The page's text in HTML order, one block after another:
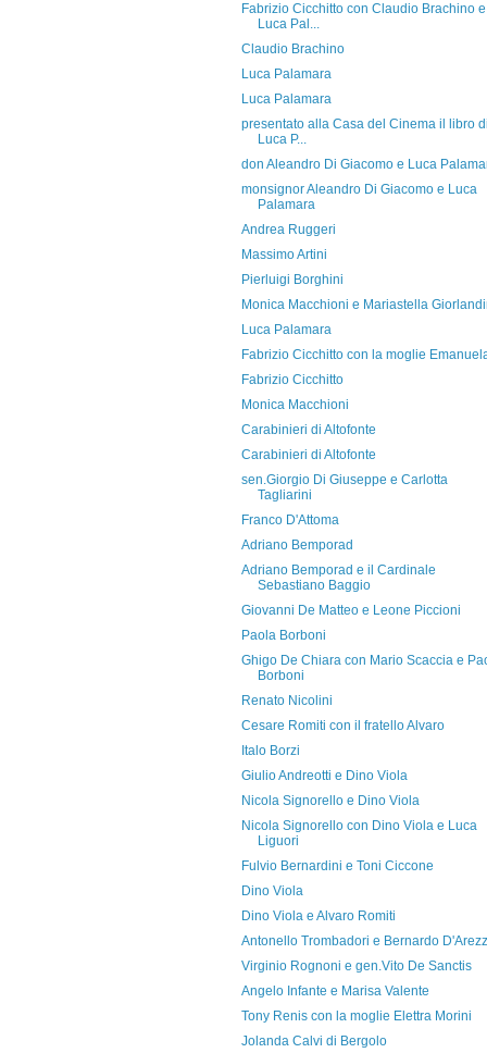
Fabrizio Cicchitto con Claudio Brachino e
Luca Pal...
Claudio Brachino
Luca Palamara
Luca Palamara
presentato alla Casa del Cinema il libro di
Luca P...
don Aleandro Di Giacomo e Luca
monsignor Aleandro Di Giacomo e Luca
Palamara
Andrea Ruggeri
Massimo Artini
Pierluigi Borghini
Monica Macchioni e Mariastella
Luca Palamara
Fabrizio Cicchitto con la moglie
Fabrizio Cicchitto
Monica Macchioni
Carabinieri di Altofonte
Carabinieri di Altofonte
sen.Giorgio Di Giuseppe e Carlotta
Tagliarini
Franco D'Attoma
Adriano Bemporad
Adriano Bemporad e il Cardinale
Sebastiano Baggio
Giovanni De Matteo e Leone Piccioni
Paola Borboni
Ghigo De Chiara con Mario Scaccia e
Borboni
Renato Nicolini
Cesare Romiti con il fratello Alvaro
Italo Borzi
Giulio Andreotti e Dino Viola
Nicola Signorello e Dino Viola
Nicola Signorello con Dino Viola e Luca
Liguori
Fulvio Bernardini e Toni Ciccone
Dino Viola
Dino Viola e Alvaro Romiti
Antonello Trombadori e Bernardo
Virginio Rognoni e gen.Vito De Sanctis
Angelo Infante e Marisa Valente
Tony Renis con la moglie Elettra Morini
Jolanda Calvi di Bergolo